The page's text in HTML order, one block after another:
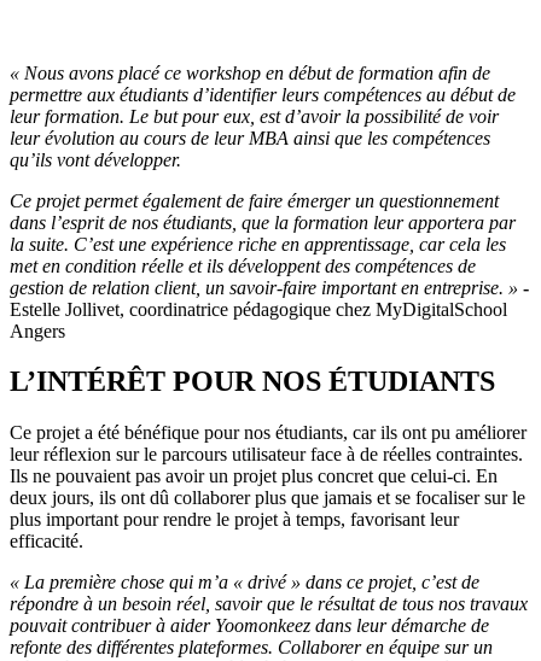
« Nous avons placé ce workshop en début de formation afin de
permettre aux étudiants d’identifier leurs compétences au début de
leur formation. Le but pour eux, est d’avoir la possibilité de voir
leur évolution au cours de leur MBA ainsi que les compétences
qu’ils vont développer.
Ce projet permet également de faire émerger un questionnement
dans l’esprit de nos étudiants, que la formation leur apportera par
la suite. C’est une expérience riche en apprentissage, car cela les
met en condition réelle et ils développent des compétences de
gestion de relation client, un savoir-faire important en entreprise. » -
Estelle Jollivet, coordinatrice pédagogique chez MyDigitalSchool
Angers
L’INTÉRÊT POUR NOS ÉTUDIANTS
Ce projet a été bénéfique pour nos étudiants, car ils ont pu améliorer
leur réflexion sur le parcours utilisateur face à de réelles contraintes.
Ils ne pouvaient pas avoir un projet plus concret que celui-ci. En
deux jours, ils ont dû collaborer plus que jamais et se focaliser sur le
plus important pour rendre le projet à temps, favorisant leur
efficacité.
« La première chose qui m’a « drivé » dans ce projet, c’est de
répondre à un besoin réel, savoir que le résultat de tous nos travaux
pouvait contribuer à aider Yoomonkeez dans leur démarche de
refonte des différentes plateformes. Collaborer en équipe sur un